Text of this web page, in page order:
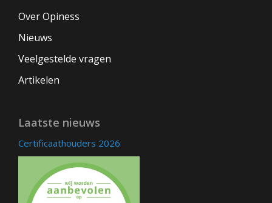
Over Opiness
Nieuws
Veelgestelde vragen
Artikelen
Laatste nieuws
Certificaathouders 2026